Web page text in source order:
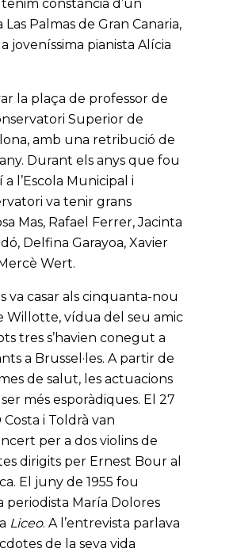
tenim constància d’un
Palmas de Gran Canaria,
joveníssima pianista Alícia
la plaça de professor de
Superior de
amb una retribució de
Durant els anys que fou
l’Escola Municipal i
va tenir grans
Mas, Rafael Ferrer, Jacinta
Delfina Garayoa, Xavier
Wert.
va casar als cinquanta-nou
Willotte, vídua del seu amic
tres s’havien conegut a
a Brussel·les. A partir de
de salut, les actuacions
més esporàdiques. El 27
i Toldrà van
per a dos violins de
dirigits per Ernest Bour al
El juny de 1955 fou
periodista María Dolores
Liceo. A l’entrevista parlava
de la seva vida